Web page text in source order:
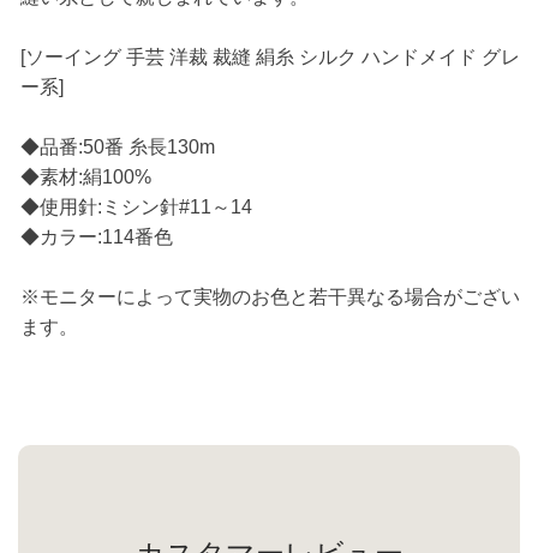
[ソーイング 手芸 洋裁 裁縫 絹糸 シルク ハンドメイド グレ
ー系]
◆品番:50番 糸長130m
◆素材:絹100%
◆使用針:ミシン針#11～14
◆カラー:114番色
※モニターによって実物のお色と若干異なる場合がござい
ます。